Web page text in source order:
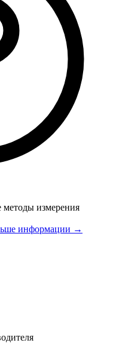
методы измерения
информации →